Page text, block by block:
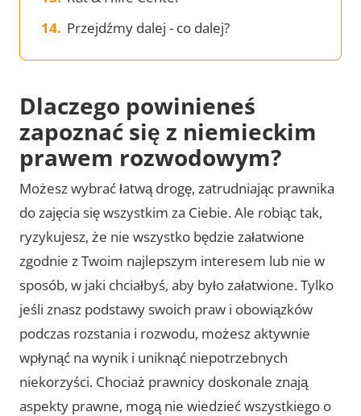
Przejdźmy dalej - co dalej?
Dlaczego powinieneś
zapoznać się z niemieckim
prawem rozwodowym?
Możesz wybrać łatwą drogę, zatrudniając prawnika
do zajęcia się wszystkim za Ciebie. Ale robiąc tak,
ryzykujesz, że nie wszystko będzie załatwione
zgodnie z Twoim najlepszym interesem lub nie w
sposób, w jaki chciałbyś, aby było załatwione. Tylko
jeśli znasz podstawy swoich praw i obowiązków
podczas rozstania i rozwodu, możesz aktywnie
wpłynąć na wynik i uniknąć niepotrzebnych
niekorzyści. Chociaż prawnicy doskonale znają
aspekty prawne, mogą nie wiedzieć wszystkiego o